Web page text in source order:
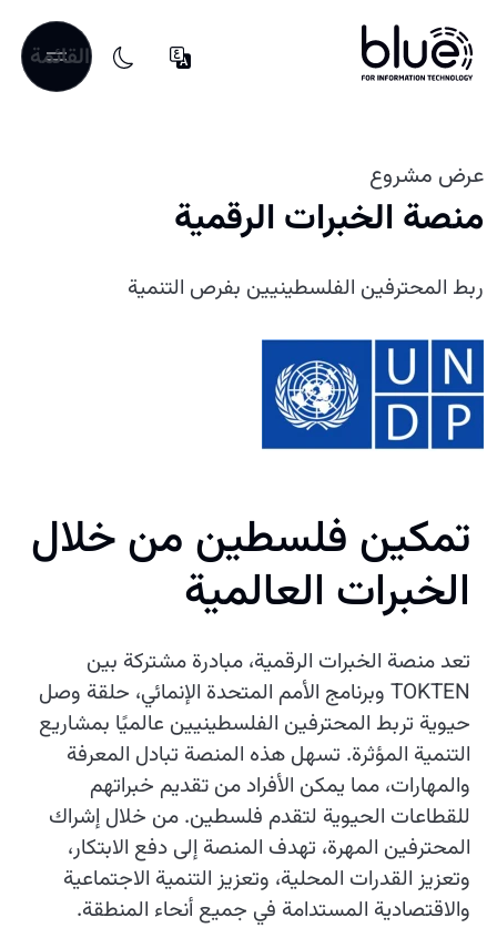
القائمة
عرض مشروع
منصة الخبرات الرقمية
ربط المحترفين الفلسطينيين بفرص التنمية
تمكين فلسطين من خلال
الخبرات العالمية
تعد منصة الخبرات الرقمية، مبادرة مشتركة بين
TOKTEN وبرنامج الأمم المتحدة الإنمائي، حلقة وصل
حيوية تربط المحترفين الفلسطينيين عالميًا بمشاريع
التنمية المؤثرة. تسهل هذه المنصة تبادل المعرفة
والمهارات، مما يمكن الأفراد من تقديم خبراتهم
للقطاعات الحيوية لتقدم فلسطين. من خلال إشراك
المحترفين المهرة، تهدف المنصة إلى دفع الابتكار،
وتعزيز القدرات المحلية، وتعزيز التنمية الاجتماعية
والاقتصادية المستدامة في جميع أنحاء المنطقة.